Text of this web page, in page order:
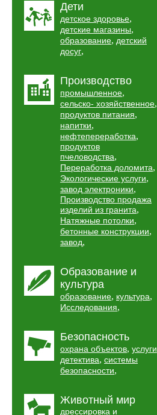
Дети
детское здоровье,
детские магазины,
образование, детский
досуг,
Производство
промышленное,
сельско- хозяйственное,
продуктов питания,
напитки,
нефтепереработка,
продуктов
пчеловодства,
Переработка доломита,
Экологические услуги,
завод электроники,
Производство продажа
изделий из гранита,
Натяжные потолки,
бетонные конструкции,
завод,
Образование и
культура
образование, культура,
Исследования,
Безопасность
охрана объектов, услуги
детектива, системы
безопасности,
Животный мир
дрессировка и